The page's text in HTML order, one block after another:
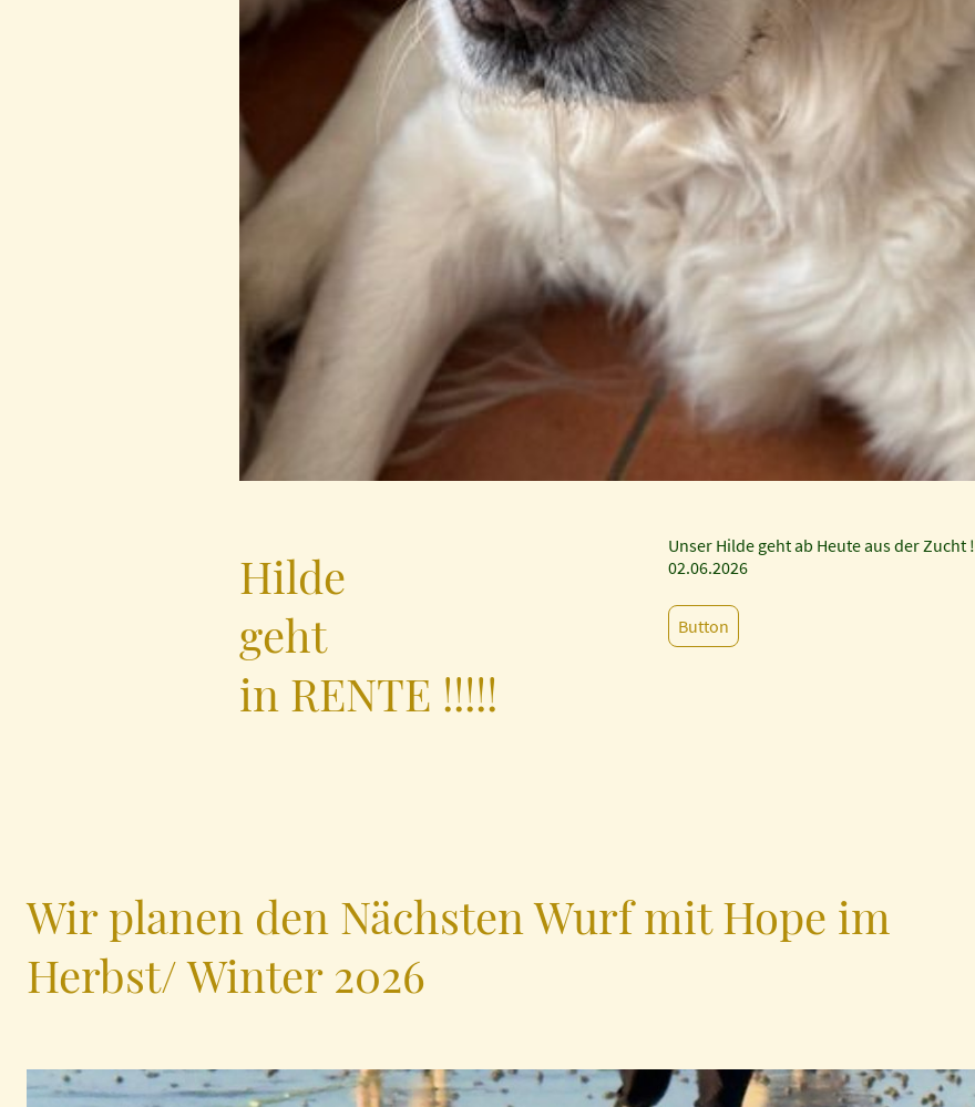
Hilde
geht
in RENTE !!!!!
Unser Hilde geht ab Heute aus der Zucht !
02.06.2026
Button
Wir planen den Nächsten Wurf mit Hope im
Herbst/ Winter 2026